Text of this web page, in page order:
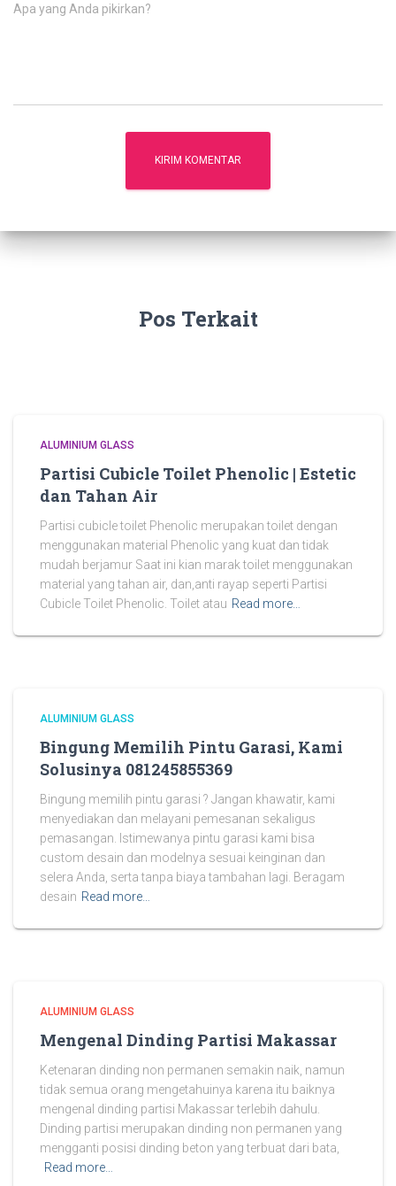
Apa yang Anda pikirkan?
Pos Terkait
ALUMINIUM GLASS
Partisi Cubicle Toilet Phenolic | Estetic
dan Tahan Air
Partisi cubicle toilet Phenolic merupakan toilet dengan
menggunakan material Phenolic yang kuat dan tidak
mudah berjamur Saat ini kian marak toilet menggunakan
material yang tahan air, dan,anti rayap seperti Partisi
Cubicle Toilet Phenolic. Toilet atau Read more…
ALUMINIUM GLASS
Bingung Memilih Pintu Garasi, Kami
Solusinya 081245855369
Bingung memilih pintu garasi ? Jangan khawatir, kami
menyediakan dan melayani pemesanan sekaligus
pemasangan. Istimewanya pintu garasi kami bisa
custom desain dan modelnya sesuai keinginan dan
selera Anda, serta tanpa biaya tambahan lagi. Beragam
desain Read more…
ALUMINIUM GLASS
Mengenal Dinding Partisi Makassar
Ketenaran dinding non permanen semakin naik, namun
tidak semua orang mengetahuinya karena itu baiknya
mengenal dinding partisi Makassar terlebih dahulu.
Dinding partisi merupakan dinding non permanen yang
mengganti posisi dinding beton yang terbuat dari bata,
Read more…